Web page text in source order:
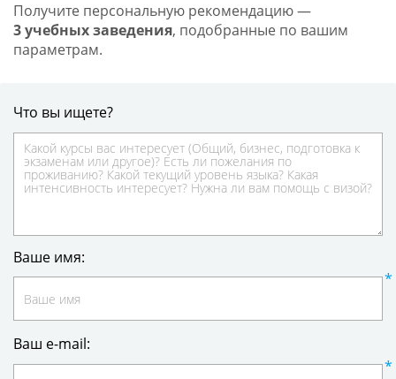
Получите персональную рекомендацию —
3 учебных заведения, подобранные по вашим
параметрам.
Что вы ищете?
Ваше имя:
Ваш e-mail: